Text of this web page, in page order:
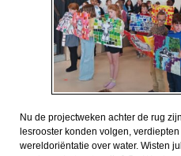
Nu de projectweken achter de rug
lesrooster konden volgen,
wereldoriëntatie over water. Wisten